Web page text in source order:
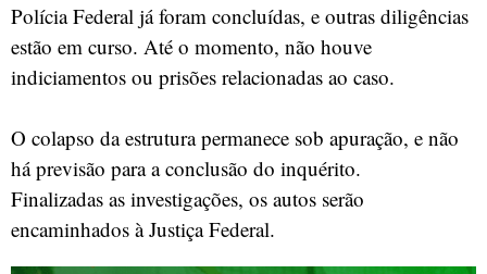
Polícia Federal já foram concluídas, e outras diligências
estão em curso. Até o momento, não houve
indiciamentos ou prisões relacionadas ao caso.
O colapso da estrutura permanece sob apuração, e não
há previsão para a conclusão do inquérito.
Finalizadas as investigações, os autos serão
encaminhados à Justiça Federal.